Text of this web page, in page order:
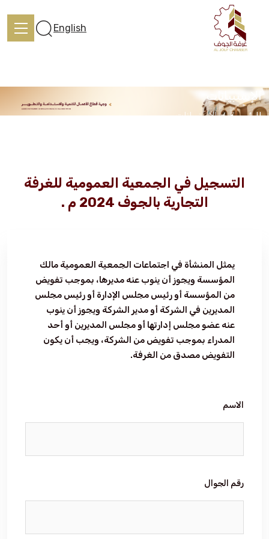
فعاليات الغرفة
فعاليات الجوف
English
الإستبيانات
الرئيسية الإستبيانات
التسجيل في الجمعية العمومية للغرفة
التجارية بالجوف 2024 م .
يمثل المنشأة في اجتماعات الجمعية العمومية مالك
المؤسسة ويجوز أن ينوب عنه مديرها، بموجب تفويض
من المؤسسة أو رئيس مجلس الإدارة أو رئيس مجلس
المديرين في الشركة أو مدير الشركة ويجوز أن ينوب
عنه عضو مجلس إدارتها أو مجلس المديرين أو أحد
المدراء بموجب تفويض من الشركة، ويجب أن يكون
التفويض مصدق من الغرفة.
الاسم
رقم الجوال